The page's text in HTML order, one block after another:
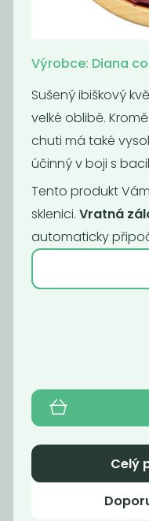
jablečnou
659
čínská (goji)
Výrobce: Diana
Sušený ibiškový
velké oblibě.
chuti má také
účinný v boji s
Tento produkt
sklenici. Vratná
automaticky
Celý